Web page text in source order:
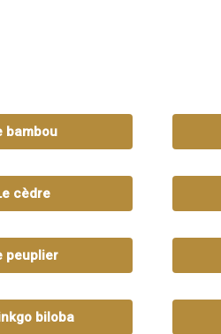
bambou
cèdre
peuplier
biloba